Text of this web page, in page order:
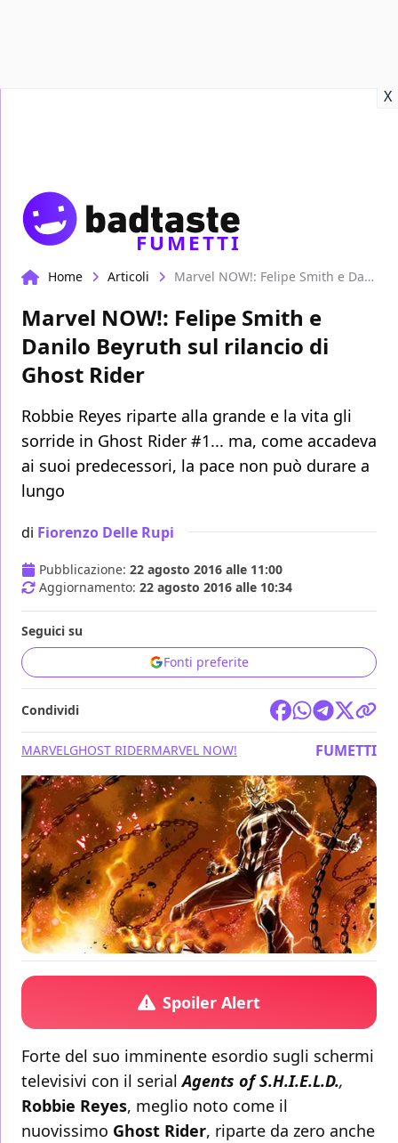
X
FUMETTI
Home Articoli Marvel NOW!: Felipe Smith e Danilo Beyruth sul rilancio di Ghost Rider
Marvel NOW!: Felipe Smith e
Danilo Beyruth sul rilancio di
Ghost Rider
Robbie Reyes riparte alla grande e la vita gli
sorride in Ghost Rider #1... ma, come accadeva
ai suoi predecessori, la pace non può durare a
lungo
di Fiorenzo Delle Rupi
Pubblicazione: 22 agosto 2016 alle 11:00
Aggiornamento: 22 agosto 2016 alle 10:34
Seguici su
Fonti preferite
Condividi
MARVELGHOST RIDERMARVEL NOW! FUMETTI
Spoiler Alert
Forte del suo imminente esordio sugli schermi
televisivi con il serialAgents of S.H.I.E.L.D.,
Robbie Reyes, meglio noto come il
nuovissimo Ghost Rider, riparte da zero anche